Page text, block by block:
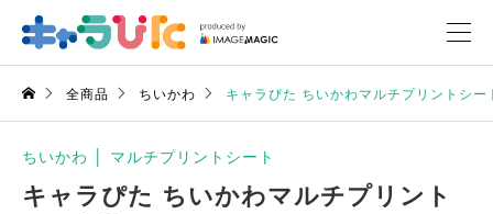
全商品 ちいかわ キャラぴた ちいかわマルチプリントシ
ちいかわ マルチプリントシート
キャラぴた ちいかわマルチプリント